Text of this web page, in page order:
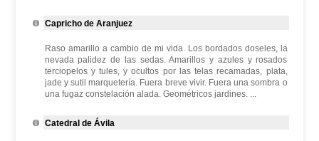
Capricho de Aranjuez
Raso amarillo a cambio de mi vida. Los bordados doseles, la
nevada palidez de las sedas. Amarillos y azules y rosados
terciopelos y tules, y ocultos por las telas recamadas, plata,
jade y sutil marquetería. Fuera breve vivir. Fuera una sombra o
una fugaz constelación alada. Geométricos jardines. ...
Catedral de Ávila